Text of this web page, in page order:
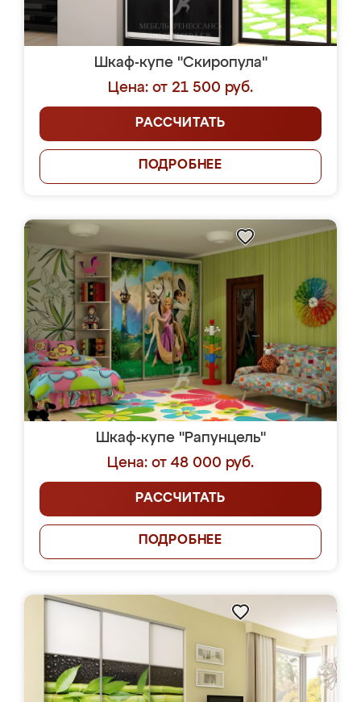
Шкаф-купе "Скиропула"
Цена: от 21 500 руб.
РАССЧИТАТЬ
ПОДРОБНЕЕ
Шкаф-купе "Рапунцель"
Цена: от 48 000 руб.
РАССЧИТАТЬ
ПОДРОБНЕЕ